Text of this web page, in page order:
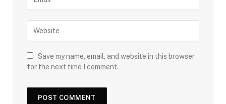
Save my name, email, and website in this browser
for the next time I comment.